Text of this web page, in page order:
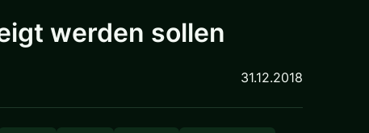
werden sollen
31.12.2018